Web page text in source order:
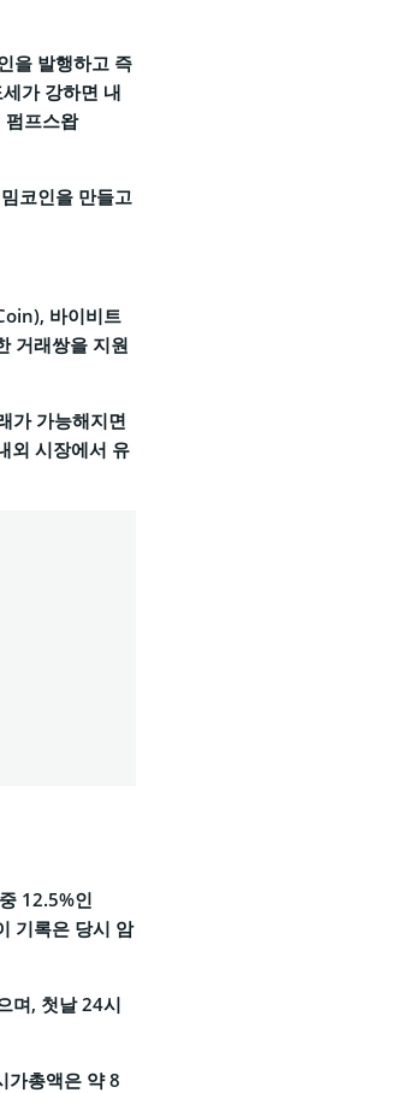
을 발행하고 즉
가 강하면 내
펌프스왑
코인을 만들고
바이비트
거래쌍을 지원
가 가능해지면
외 시장에서 유
12.5%인
기록은 당시 암
며, 첫날 24시
가총액은 약 8